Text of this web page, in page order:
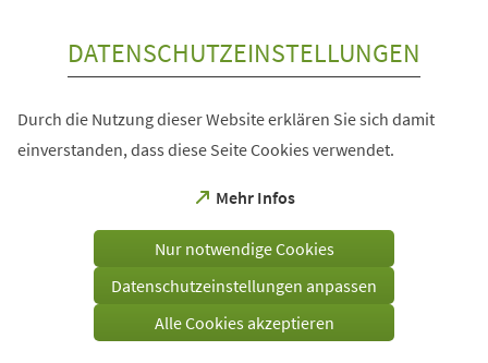
DATENSCHUTZEINSTELLUNGEN
Durch die Nutzung dieser Website erklären Sie sich damit
einverstanden, dass diese Seite Cookies verwendet.
Mehr Infos
(Öffnet
einem
Tab)
Nur notwendige Cookies
Datenschutzeinstellungen anpassen
Alle Cookies akzeptieren